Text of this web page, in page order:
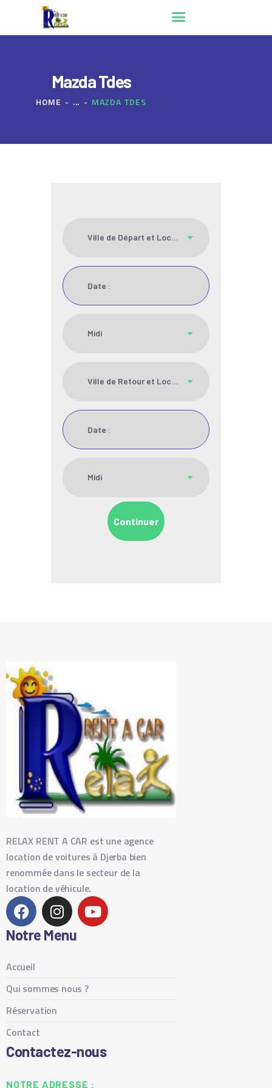
Mazda Tdes
HOME ... MAZDA TDES
ACCUEIL
QUI SOMMES NOUS ?
CONTACT
RELAX RENT A CAR est une agence
location de voitures à Djerba bien
renommée dans le secteur de la
location de véhicule.
Notre Menu
Accueil
Qui sommes nous ?
Réservation
Contact
Contactez-nous
NOTRE ADRESSE :